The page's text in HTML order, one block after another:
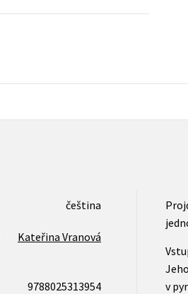
Populárně - naučné
čeština
Kateřina Vranová
9788025313954
v